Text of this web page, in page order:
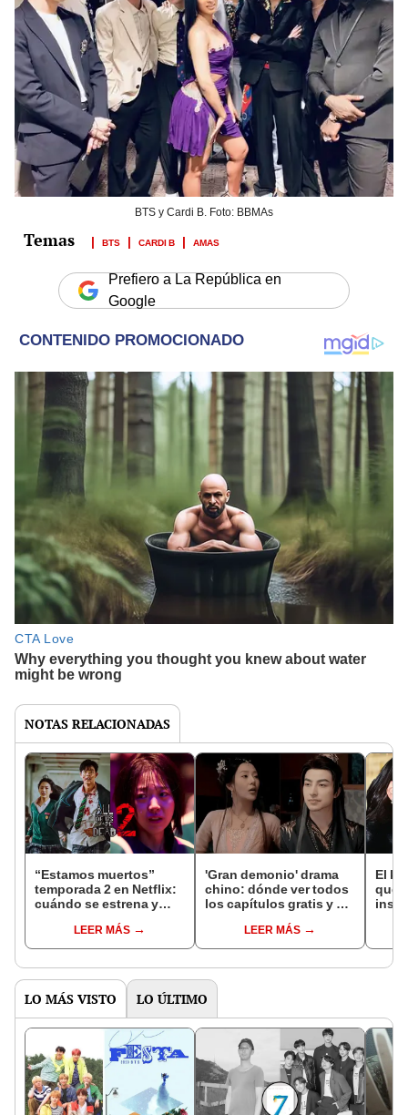
BTS y Cardi B. Foto: BBMAs
BTS CARDI B AMAS
Prefiero a La República en
Google
NOTAS RELACIONADAS
“Estamos muertos”
temporada 2 en Netflix:
cuándo se estrena y
temporadaLEER MÁS
'Gran demonio' drama
chino: dónde ver todos
los capítulos gratis y en
LEER MÁS
El k-
que
LO MÁS VISTO LO ÚLTIMO